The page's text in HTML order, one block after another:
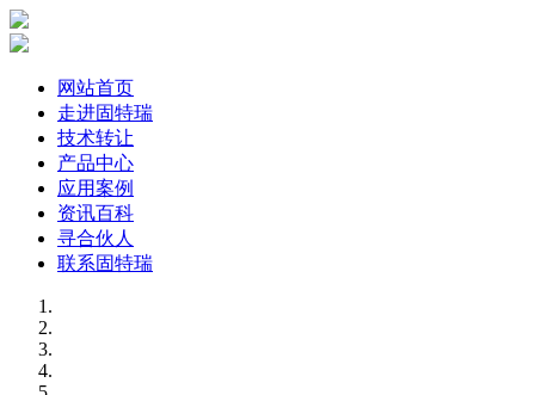
网站首页
走进固特瑞
技术转让
产品中心
应用案例
资讯百科
寻合伙人
联系固特瑞